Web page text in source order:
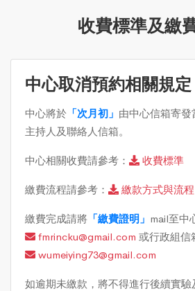
收費標準及繳
中心取消預約相關規定
中心將於 「次月初」 由中心信箱寄
主持人及聯絡人信箱。
中心相關收費請參考： 收費標準
繳費流程請參考： 繳款方式與流程
繳費完成請將 「繳費證明」 mail至中
fmrincku@gmail.com 或行政組信
wumeiying73@gmail.com
如逾期未繳款，將不得進行後續實